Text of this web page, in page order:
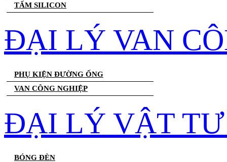
TẤM SILICON
ĐẠI LÝ VAN
PHỤ KIỆN ĐƯỜNG ỐNG
VAN CÔNG NGHIỆP
ĐẠI LÝ VẬT TƯ
BÓNG ĐÈN